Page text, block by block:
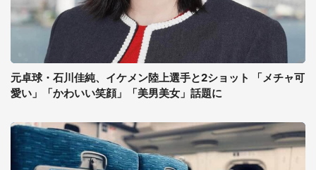
元卓球・石川佳純、イケメン陸上選手と2ショット 「メチャ可
愛い」「かわいい笑顔」「美男美女」話題に